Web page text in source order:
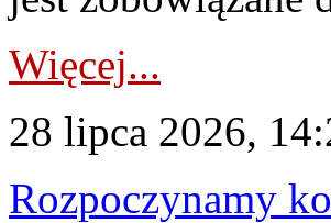
Więcej...
28 lipca 2026,
Rozpoczynamy